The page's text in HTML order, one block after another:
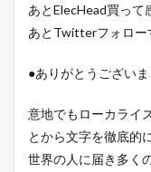
あとElecHead買って
あとTwitterフォロー
●ありがとうございま
意地でもローカライ
とから文字を徹底的
世界の人に届き多く